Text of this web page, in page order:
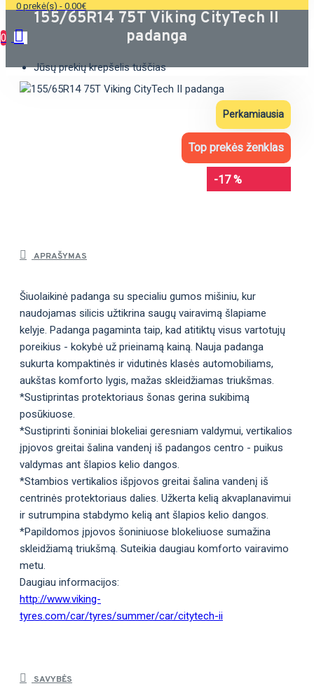
0 prekė(s) - 0.00€
0
Jūsų prekių krepšelis tuščias
155/65R14 75T Viking CityTech II
padanga
Perkamiausia
Top prekės ženklas
-17 %
APRAŠYMAS
Šiuolaikinė padanga su specialiu gumos mišiniu, kur
naudojamas silicis užtikrina saugų vairavimą šlapiame
kelyje. Padanga pagaminta taip, kad atitiktų visus vartotujų
poreikius - kokybė už prieinamą kainą. Nauja padanga
sukurta kompaktinės ir vidutinės klasės automobiliams,
aukštas komforto lygis, mažas skleidžiamas triukšmas.
*Sustiprintas protektoriaus šonas gerina sukibimą
posūkiuose.
*Sustiprinti šoniniai blokeliai geresniam valdymui, vertikalios
įpjovos greitai šalina vandenį iš padangos centro - puikus
valdymas ant šlapios kelio dangos.
*Stambios vertikalios išpjovos greitai šalina vandenį iš
centrinės protektoriaus dalies. Užkerta kelią akvaplanavimui
ir sutrumpina stabdymo kelią ant šlapios kelio dangos.
*Papildomos įpjovos šoniniuose blokeliuose sumažina
skleidžiamą triukšmą. Suteikia daugiau komforto vairavimo
metu.
Daugiau informacijos:
http://www.viking-
tyres.com/car/tyres/summer/car/citytech-ii
SAVYBĖS